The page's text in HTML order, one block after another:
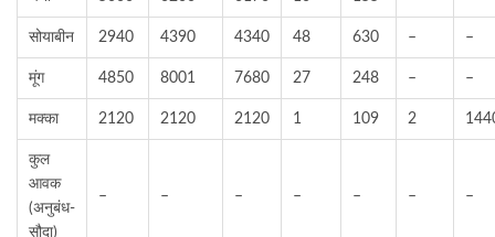
सोयाबीन 2940 4390 4340 48 630 – –
मूंग 4850 8001 7680 27 248 – –
मक्का 2120 2120 2120 1 109 2
कुल
आवक
(अनुबंध-
सौदा)
– – – – – – –